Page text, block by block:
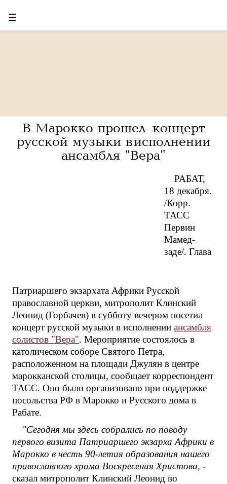
☰
В Марокко прошел концерт
русской музыки в исполнении
ансамбля "Вера"
РАБАТ,
18 декабря.
/Корр.
ТАСС
Первин
Мамед-
заде/. Глава
Патриаршего экзархата Африки Русской
православной церкви, митрополит Клинский
Леонид (Горбачев) в субботу вечером посетил
концерт русской музыки в исполнении ансамбля
солистов "Вера". Мероприятие состоялось в
католическом соборе Святого Петра,
расположенном на площади Джулян в центре
марокканской столицы, сообщает корреспондент
ТАСС. Оно было организовано при поддержке
посольства РФ в Марокко и Русского дома в
Рабате.
"Сегодня мы здесь собрались по поводу
первого визита Патриаршего экзарха Африки в
Марокко в честь 90-летия образования нашего
православного храма Воскресения Христова, -
сказал митрополит Клинский Леонид во